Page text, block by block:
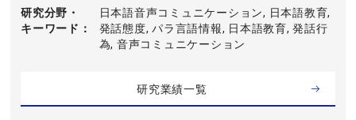
研究分野・
キーワード
日本語音声コミュニケーション, 日本語教育,
発話態度, パラ言語情報, 日本語教育, 発話行
為, 音声コミュニケーション
研究業績一覧